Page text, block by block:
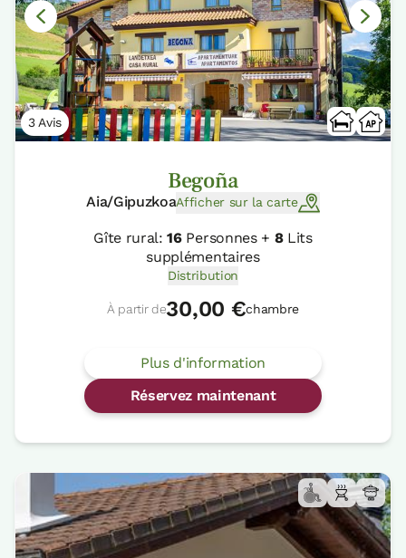
3 Avis
Begoña
Aia/GipuzkoaAfficher sur la carte
Gîte rural:16Personnes + 8Lits
supplémentaires
Distribution
À partir de30,00 €chambre
Plus d'information
Réservez maintenant